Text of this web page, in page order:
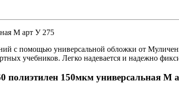
М арт У 275
с помощью универсальной обложки от
учебников. Легко надевается и надежно
полиэтилен 150мкм универсальная М